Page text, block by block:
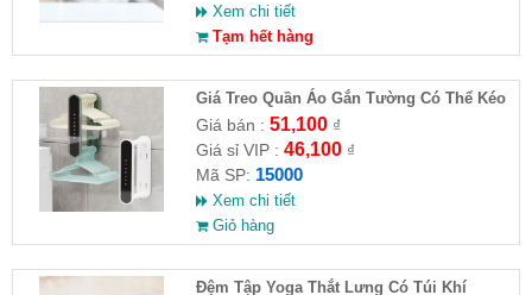
Xem chi tiết
Tạm hết hàng
Giá Treo Quần Áo Gắn Tường Có Thể Kéo
Dài
Giá bán : 51,100₫
Giá sỉ VIP : 46,100₫
Mã SP: 15000
Xem chi tiết
Giỏ hàng
Đệm Tập Yoga Thắt Lưng Có Túi Khí